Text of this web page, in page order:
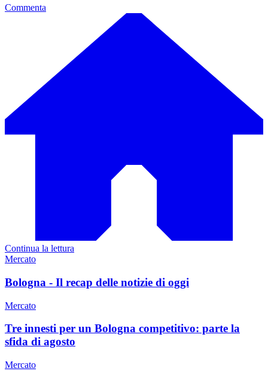
Commenta
Continua la lettura
Mercato
Bologna - Il recap delle notizie di oggi
Mercato
Tre innesti per un Bologna competitivo: parte la
sfida di agosto
Mercato